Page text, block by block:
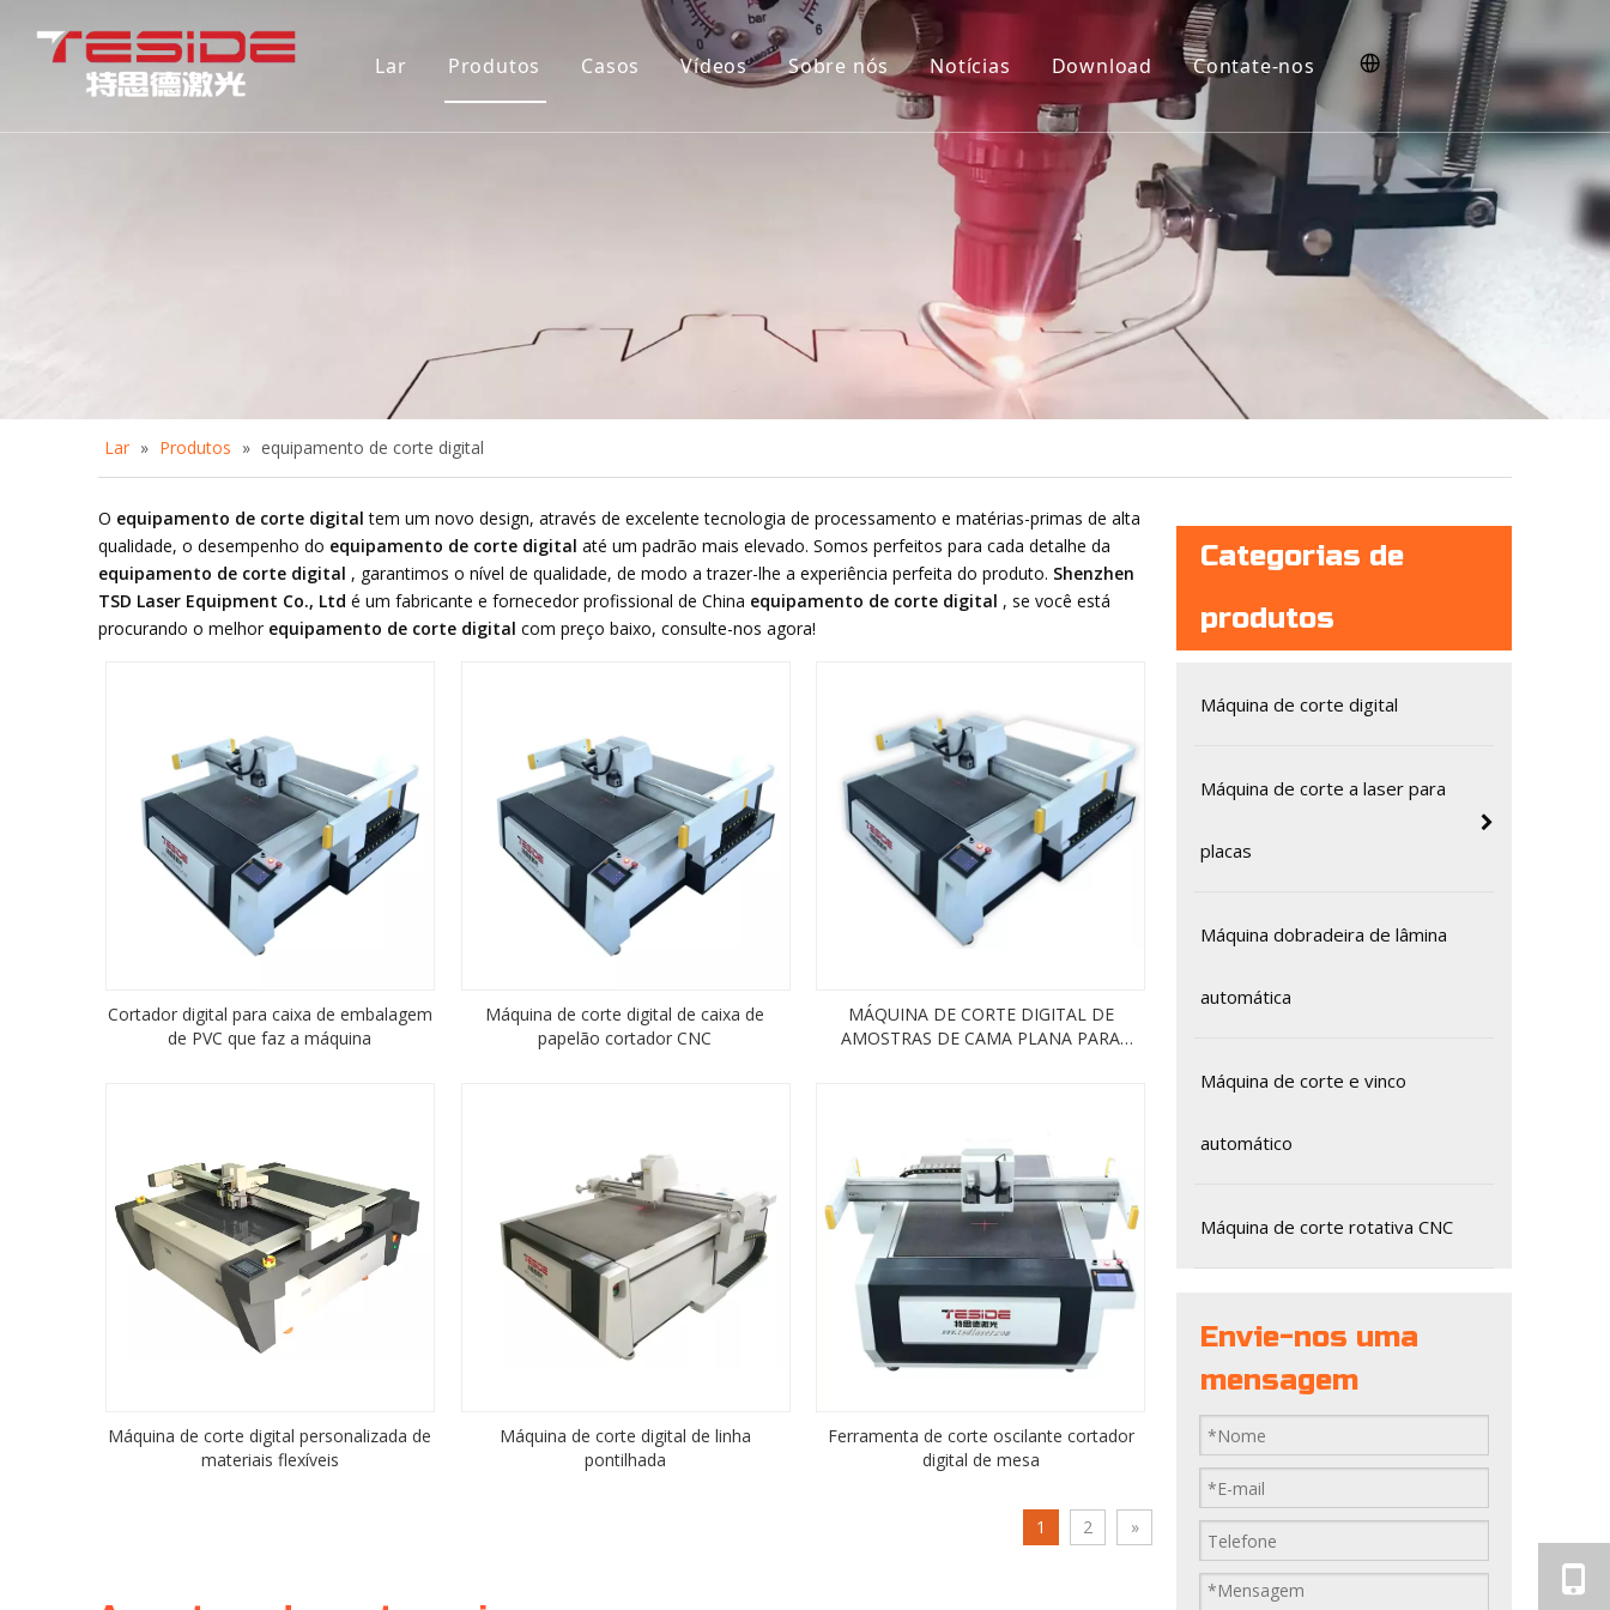
Lar Produtos
Máquina de corte a laser para placas
Casos Vídeos Sobre nós Notícias Download Contate-nos
Lar » Produtos » equipamento de corte digital
O equipamento de corte digitaltem um novo design, através de excelente tecnologia de processamento e matérias-primas de alta
qualidade, o desempenho do equipamento de corte digital até um padrão mais elevado. Somos perfeitos para cada detalhe da
equipamento de corte digital , garantimos o nível de qualidade, de modo a trazer-lhe a experiência perfeita do produto. Shenzhen
TSD Laser Equipment Co., Ltd é um fabricante e fornecedor profissional de China equipamento de corte digital , se você está
procurando o melhor equipamento de corte digital com preço baixo, consulte-nos agora!
Cortador digital para caixa de embalagem
de PVC que faz a máquina
Máquina de corte digital de caixa de
papelão cortador CNC
MÁQUINA DE CORTE DIGITAL DE
AMOSTRAS DE CAMA PLANA PARA
Máquina de corte digital personalizada de
materiais flexíveis
Máquina de corte digital de linha
pontilhada
Ferramenta de corte oscilante cortador
digital de mesa
1 2 »
Categorias de
produtos
Máquina de corte digital
Máquina de corte a laser para
placas
Máquina dobradeira de lâmina
automática
Máquina de corte e vinco
automático
Máquina de corte rotativa CNC
Envie-nos uma
mensagem